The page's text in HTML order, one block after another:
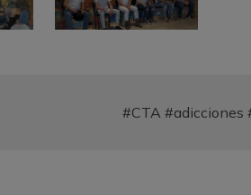
#CTA #adicciones